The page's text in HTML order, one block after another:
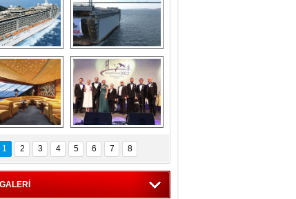
içinde gemi”
ile MSC
Dünyada tek!
Denizaltı yüzer
havuzu intikal
seyrine başladı
55 milyon
turizm geliri
müjdesi
5. Bosphorus Ship
Brokers Dinner,
İstanbul’da yapıldı
1 2 3 4 5 6 7 8